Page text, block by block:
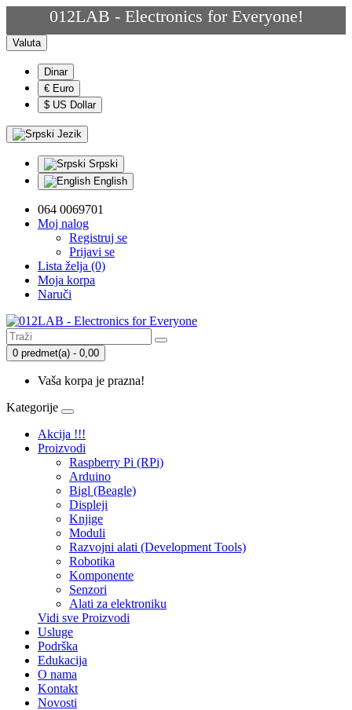
012LAB - Electronics for Everyone!
Valuta
Dinar
€ Euro
$ US Dollar
Jezik
Srpski
English
064 0069701
Moj nalog
Registruj se
Prijavi se
Lista želja (0)
Moja korpa
Naruči
0 predmet(a) - 0,00
Vaša korpa je prazna!
Kategorije
Akcija !!!
Proizvodi
Raspberry Pi (RPi)
Arduino
Bigl (Beagle)
Displеji
Knjige
Moduli
Razvojni alati (Development Tools)
Robotika
Komponente
Senzori
Alati za elektroniku
Vidi sve Proizvodi
Usluge
Podrška
Edukacija
O nama
Kontakt
Novosti